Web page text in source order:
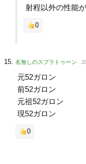
射程以外の性能
0
名無しのスプラトゥーン
元52ガロン
前52ガロン
元祖52ガロン
現52ガロン
0